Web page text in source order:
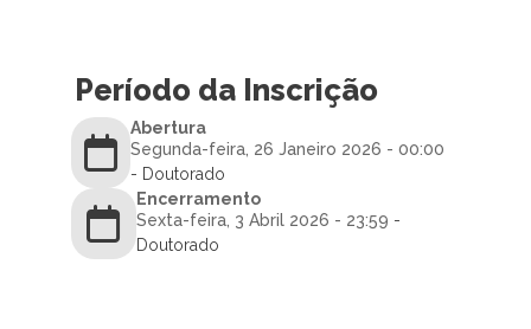
Período da Inscrição
Abertura
Segunda-feira, 26 Janeiro 2026 - 00:00
- Doutorado
Encerramento
Sexta-feira, 3 Abril 2026 - 23:59 -
Doutorado